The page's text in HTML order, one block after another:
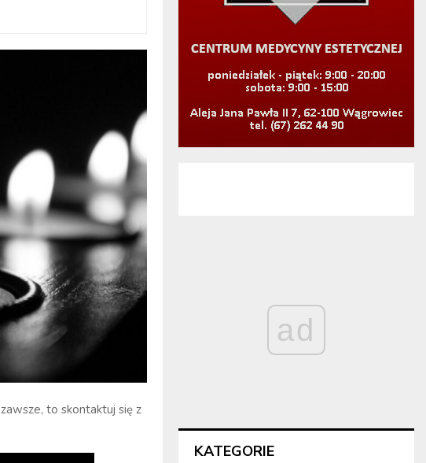
to skontaktuj się z
ad
KATEGORIE